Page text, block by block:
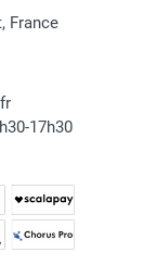
France
17h30